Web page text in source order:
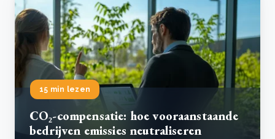
15 min lezen
CO₂-compensatie: hoe vooraanstaande
bedrijven emissies neutraliseren